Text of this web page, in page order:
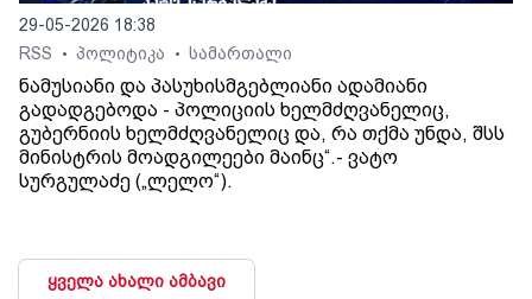
29-05-2026 18:38
RSS
• პოლიტიკა • სამართალი
ნამუსიანი და პასუხისმგებლიანი ადამიანი
გადადგებოდა - პოლიციის ხელმძღვანელიც,
გუბერნიის ხელმძღვანელიც და, რა თქმა უნდა, შსს
მინისტრის მოადგილეები მაინც“.- ვატო
სურგულაძე („ლელო“).
ყველა ახალი ამბავი